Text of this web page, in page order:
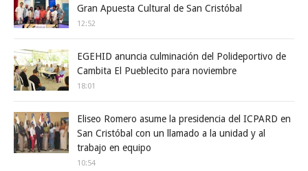
Gran Apuesta Cultural de San Cristóbal
12:52
EGEHID anuncia culminación del Polideportivo de
Cambita El Pueblecito para noviembre
18:01
Eliseo Romero asume la presidencia del ICPARD en
San Cristóbal con un llamado a la unidad y al
trabajo en equipo
10:54